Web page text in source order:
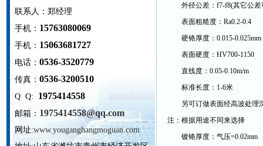
联系人：郑经理
手机： 15763080069
手机： 15063681727
电话： 0536-3520779
传真： 0536-3200510
Q Q: 1975414558
邮箱： 1975414558@qq.com
网址:www.youganghangmoguan.com
外径公差：f7-f8(其它公差
表面粗糙度：Ra0.2-0.4
硬铬厚度：0.015-0.025mm
表面硬度：HV700-1150
直线度：0.05-0.10m/m
标准长度：1-6米
另可订做表面经高波处理
注：根据用途不同来选择
镀铬厚度：气压=0.02mm